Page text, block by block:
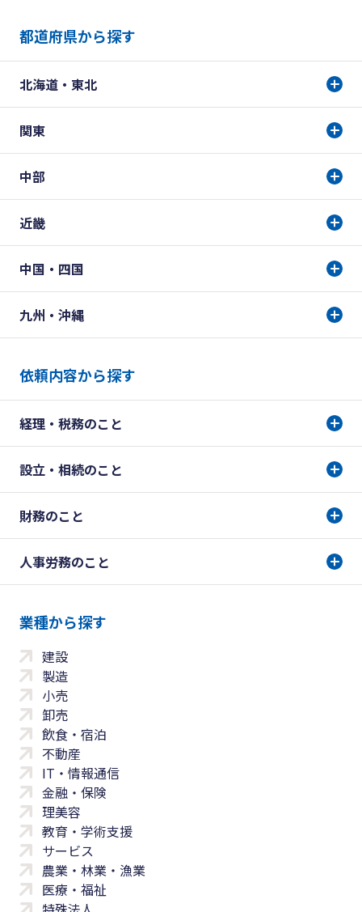
都道府県から探す
北海道・東北
関東
中部
近畿
中国・四国
九州・沖縄
依頼内容から探す
経理・税務のこと
設立・相続のこと
財務のこと
人事労務のこと
業種から探す
建設
製造
小売
卸売
飲食・宿泊
不動産
IT・情報通信
金融・保険
理美容
教育・学術支援
サービス
農業・林業・漁業
医療・福祉